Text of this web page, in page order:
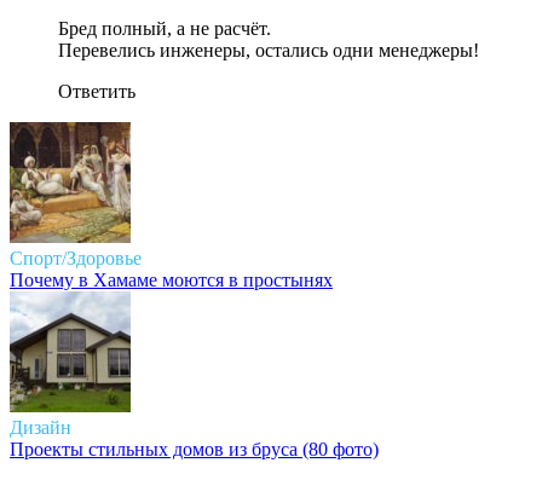
Бред полный, а не расчёт.
Перевелись инженеры, остались одни менеджеры!
Ответить
Спорт/Здоровье
Почему в Хамаме моются в простынях
Дизайн
Проекты стильных домов из бруса (80 фото)